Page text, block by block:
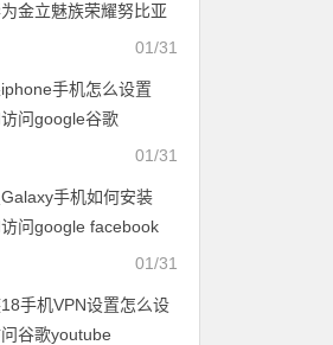
金立魅族荣耀努比亚
vivo小米OPPO中兴联想
01/31
手机怎么设置
问google谷歌
01/31
手机如何安装
问google facebook
01/31
手机VPN设置怎么设
谷歌youtube